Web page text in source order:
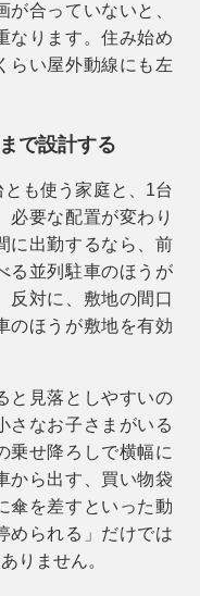
合っていないと、
なります。住み始め
らい屋外動線にも左
で設計する
も使う家庭と、1台
必要な配置が変わり
に出勤するなら、前
る並列駐車のほうが
反対に、敷地の間口
のほうが敷地を有効
と見落としやすいの
さなお子さまがいる
乗せ降ろしで横幅に
から出す、買い物袋
傘を差すといった動
められる」だけでは
りません。